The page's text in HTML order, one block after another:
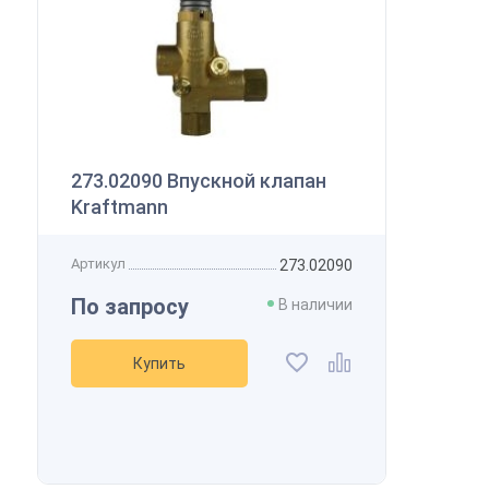
273.02090 Впускной клапан
Kraftmann
Артикул 273.02090
По запросу В наличии
Купить